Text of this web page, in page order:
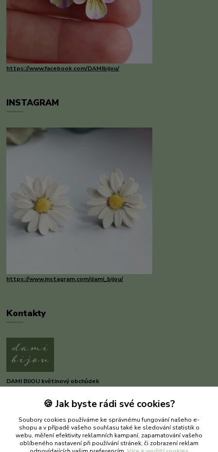
https://www.facebook.com/DAMIbijou/
INSTAGRAM
https://www.instagram.com/dami_bijou/
Kontakty
DAMI BIJOU květinový obchůdek
Dana Michnerová
(Po-Pá, 8-16 hod.)
dami-bijou@seznam.cz
🍪 Jak byste rádi své cookies?
Soubory cookies používáme ke správnému fungování našeho e-
shopu a v případě vašeho souhlasu také ke sledování statistik o
webu, měření efektivity reklamních kampaní, zapamatování vašeho
oblíbeného nastavení při používání stránek, či zobrazení reklam